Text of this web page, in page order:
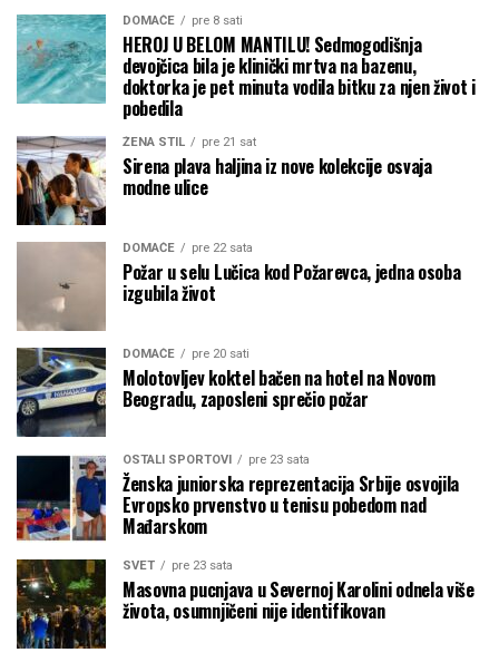
DOMAĆE pre 8 sati
HEROJ U BELOM MANTILU! Sedmogodišnja
devojčica bila je klinički mrtva na bazenu,
doktorka je pet minuta vodila bitku za njen život i
pobedila
ŽENA STIL pre 21 sat
Sirena plava haljina iz nove kolekcije osvaja
modne ulice
DOMAĆE pre 22 sata
Požar u selu Lučica kod Požarevca, jedna osoba
izgubila život
DOMAĆE pre 20 sati
Molotovljev koktel bačen na hotel na Novom
Beogradu, zaposleni sprečio požar
OSTALI SPORTOVI pre 23 sata
Ženska juniorska reprezentacija Srbije osvojila
Evropsko prvenstvo u tenisu pobedom nad
Mađarskom
SVET pre 23 sata
Masovna pucnjava u Severnoj Karolini odnela više
života, osumnjičeni nije identifikovan